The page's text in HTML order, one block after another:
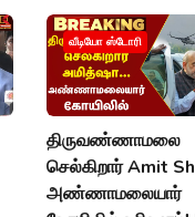
வீடியோ ஸ்டோரி
திருவண்ணாமலை
செல்கிறார் Amit
அண்ணாமலையார்